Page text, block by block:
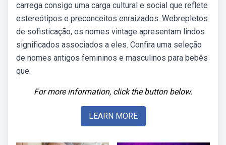
carrega consigo uma carga cultural e social que reflete
estereótipos e preconceitos enraizados. Webrepletos
de sofisticação, os nomes vintage apresentam lindos
significados associados a eles. Confira uma seleção
de nomes antigos femininos e masculinos para bebês
que.
For more information, click the button below.
LEARN MORE